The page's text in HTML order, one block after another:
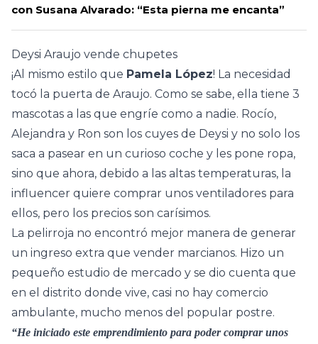
con Susana Alvarado: “Esta pierna me encanta”
Deysi Araujo vende chupetes
¡Al mismo estilo que Pamela López! La necesidad
tocó la puerta de Araujo. Como se sabe, ella tiene 3
mascotas a las que engríe como a nadie. Rocío,
Alejandra y Ron son los cuyes de Deysi y no solo los
saca a pasear en un curioso coche y les pone ropa,
sino que ahora, debido a las altas temperaturas, la
influencer quiere comprar unos ventiladores para
ellos, pero los precios son carísimos.
La pelirroja no encontró mejor manera de generar
un ingreso extra que vender marcianos. Hizo un
pequeño estudio de mercado y se dio cuenta que
en el distrito donde vive, casi no hay comercio
ambulante, mucho menos del popular postre.
“He iniciado este emprendimiento para poder comprar unos